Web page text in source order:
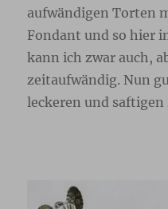
aufwändigen Torten
Fondant und so hier
kann ich zwar auch,
zeitaufwändig. Nun
leckeren und